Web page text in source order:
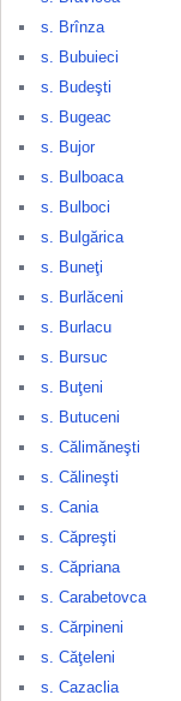
s. Brînza
s. Bubuieci
s. Budeşti
s. Bugeac
s. Bujor
s. Bulboaca
s. Bulboci
s. Bulgărica
s. Buneţi
s. Burlăceni
s. Burlacu
s. Bursuc
s. Buţeni
s. Butuceni
s. Călimăneşti
s. Călineşti
s. Cania
s. Căpreşti
s. Căpriana
s. Carabetovca
s. Cărpineni
s. Căţeleni
s. Cazaclia